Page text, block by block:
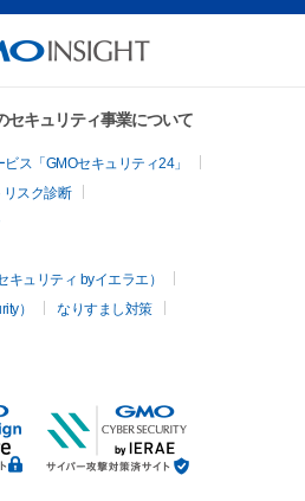
セキュリティ事業について
ス「GMOセキュリティ24」
スク診断
ュリティ byイエラエ）
）
なりすまし対策